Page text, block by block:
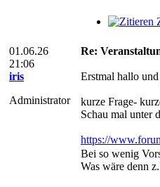
01.06.26
21:06
iris
Administrator
Re:
Erstmal hallo
kurze Frage-
Schau mal unter
https://
Bei so wenig
Was wäre denn